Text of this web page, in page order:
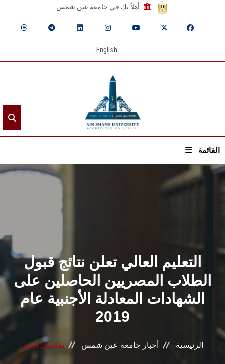
أهلاً بك في جامعة عين شمس
English
القائمة
القطاعـات
الشئون الأكاديمية
البحث العلمي
الرعاية الصحية
المراكز والوحدات
التعليم العالي تعلن نتائج قبول
الطلاب المصريين الحاصلين على
الشهادات المعادلة الأجنبية عام
2019
الرئيسية أخبار جامعة عين شمس تفاصيل الخبر